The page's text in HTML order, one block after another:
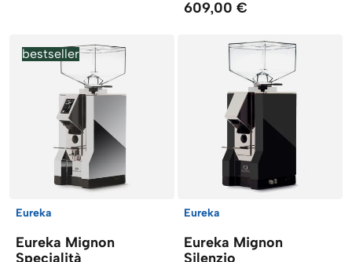
609,00 €
bestseller
Eureka
Eureka Mignon
Specialità
Eureka
Eureka Mignon
Silenzio